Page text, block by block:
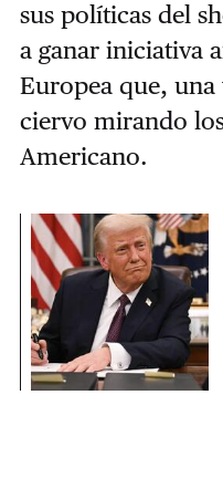
sus políticas del
a ganar iniciativa
Europea que, una
ciervo mirando
Americano.